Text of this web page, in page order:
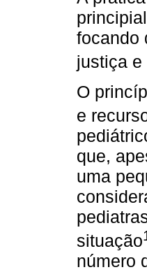
focando
justiça e
O
e
que,
uma
situação
número